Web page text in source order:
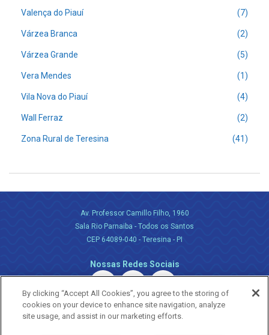
Valença do Piauí (7)
Várzea Branca (2)
Várzea Grande (5)
Vera Mendes (1)
Vila Nova do Piauí (4)
Wall Ferraz (2)
Zona Rural de Teresina (41)
Av. Professor Camillo Filho, 1960
Sala Rio Parnaiba - Todos os Santos
CEP 64089-040 - Teresina - PI
Nossas Redes Sociais
By clicking “Accept All Cookies”, you agree to the storing of
cookies on your device to enhance site navigation, analyze
site usage, and assist in our marketing efforts.